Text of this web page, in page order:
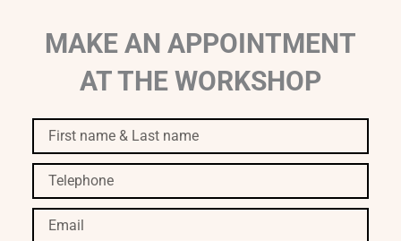
MAKE AN APPOINTMENT
AT THE WORKSHOP
name
&
Last
name